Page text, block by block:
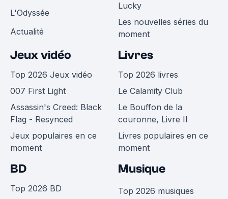
L'Odyssée
Actualité
Lucky
Les nouvelles séries du
moment
Jeux vidéo
Top 2026 Jeux vidéo
007 First Light
Assassin's Creed: Black
Flag - Resynced
Jeux populaires en ce
moment
Livres
Top 2026 livres
Le Calamity Club
Le Bouffon de la
couronne, Livre II
Livres populaires en ce
moment
BD
Top 2026 BD
Musique
Top 2026 musiques